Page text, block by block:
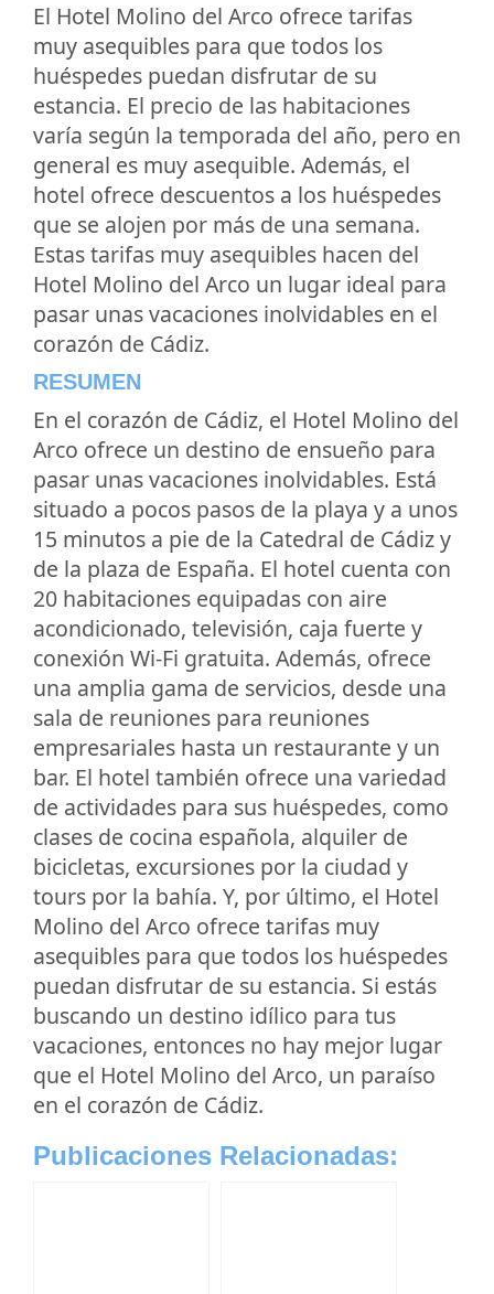
El Hotel Molino del Arco ofrece tarifas
muy asequibles para que todos los
huéspedes puedan disfrutar de su
estancia. El precio de las habitaciones
varía según la temporada del año, pero en
general es muy asequible. Además, el
hotel ofrece descuentos a los huéspedes
que se alojen por más de una semana.
Estas tarifas muy asequibles hacen del
Hotel Molino del Arco un lugar ideal para
pasar unas vacaciones inolvidables en el
corazón de Cádiz.
RESUMEN
En el corazón de Cádiz, el Hotel Molino del
Arco ofrece un destino de ensueño para
pasar unas vacaciones inolvidables. Está
situado a pocos pasos de la playa y a unos
15 minutos a pie de la Catedral de Cádiz y
de la plaza de España. El hotel cuenta con
20 habitaciones equipadas con aire
acondicionado, televisión, caja fuerte y
conexión Wi-Fi gratuita. Además, ofrece
una amplia gama de servicios, desde una
sala de reuniones para reuniones
empresariales hasta un restaurante y un
bar. El hotel también ofrece una variedad
de actividades para sus huéspedes, como
clases de cocina española, alquiler de
bicicletas, excursiones por la ciudad y
tours por la bahía. Y, por último, el Hotel
Molino del Arco ofrece tarifas muy
asequibles para que todos los huéspedes
puedan disfrutar de su estancia. Si estás
buscando un destino idílico para tus
vacaciones, entonces no hay mejor lugar
que el Hotel Molino del Arco, un paraíso
en el corazón de Cádiz.
Publicaciones Relacionadas: